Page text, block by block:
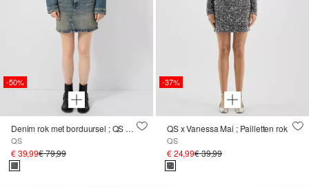
-50%
Denim rok met borduursel ; QS x Von Dutch
QS
€ 39,99€ 79,99
-37%
QS x Vanessa Mai ; Pailletten rok
QS
€ 24,99€ 39,99